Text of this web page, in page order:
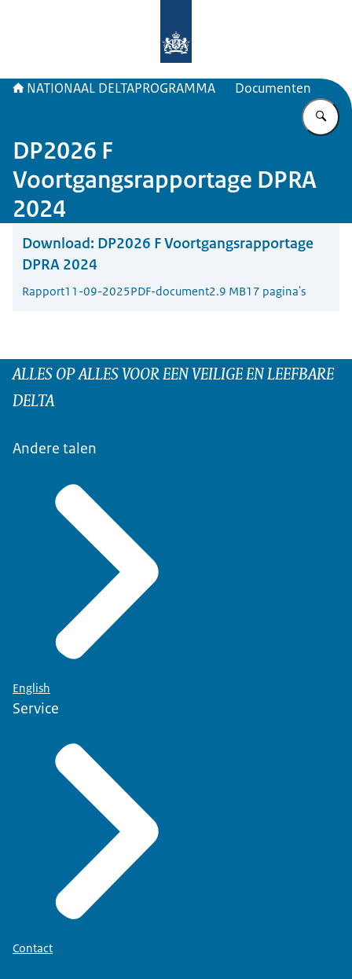
NATIONAAL DELTAPROGRAMMA Documenten
DP2026 F
Voortgangsrapportage DPRA
2024
Download: DP2026 F Voortgangsrapportage
DPRA 2024
Rapport11-09-2025PDF-document2.9 MB17 pagina's
ALLES OP ALLES VOOR EEN VEILIGE EN LEEFBARE
DELTA
Andere talen
English
Service
Contact